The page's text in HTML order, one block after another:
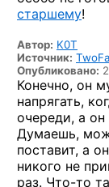
старшему!
Автор: K0T
Источник:
Опубликовано:
Конечно, он
напрягать,
очереди, а он
Думаешь,
поставит, а
никого не
раз. Что-то